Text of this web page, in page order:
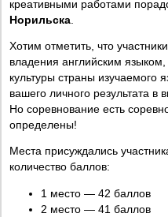
креативными работами
Норильска
Хотим отметить, что
владения английским
культуры страны изучаемого
вашего личного результата в
Но соревнование есть
определены!
Места присуждались
количество баллов:
1 место — 42 баллов
2 место — 41 баллов